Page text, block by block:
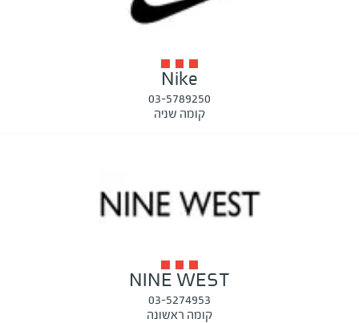
Nike
03-5789250
קומה שניה
NINE WEST
03-5274953
קומה ראשונה